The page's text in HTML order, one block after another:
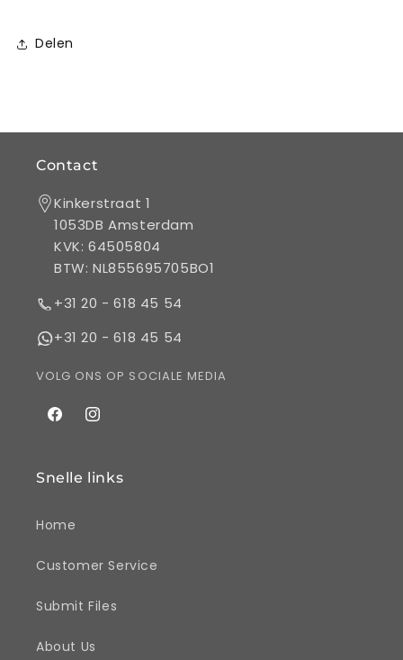
Delen
Contact
Kinkerstraat 1
1053DB Amsterdam
KVK: 64505804
BTW: NL855695705BO1
+31 20 - 618 45 54
+31 20 - 618 45 54
VOLG ONS OP SOCIALE MEDIA
FacebookInstagram
Snelle links
Home
Customer Service
Submit Files
About Us